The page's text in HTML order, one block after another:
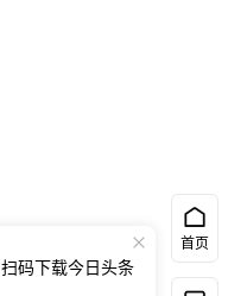
首页
扫码下载今日头条